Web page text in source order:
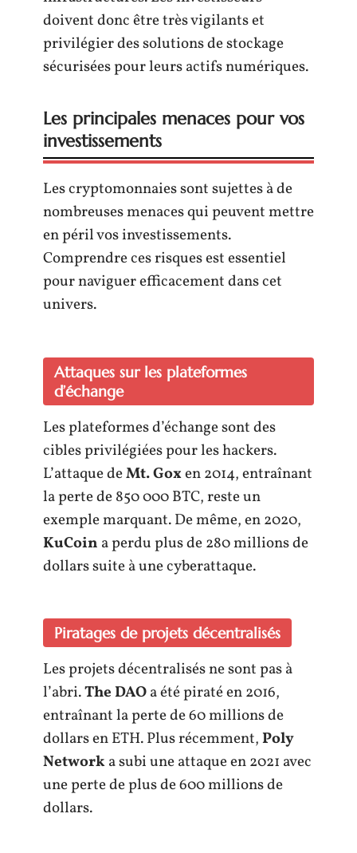
doivent donc être très vigilants et
privilégier des solutions de stockage
sécurisées pour leurs actifs numériques.
Les principales menaces pour vos
investissements
Les cryptomonnaies sont sujettes à de
nombreuses menaces qui peuvent mettre
en péril vos investissements.
Comprendre ces risques est essentiel
pour naviguer efficacement dans cet
univers.
Attaques sur les plateformes
d’échange
Les plateformes d’échange sont des
cibles privilégiées pour les hackers.
L’attaque deMt. Goxen 2014, entraînant
la perte de 850 000 BTC, reste un
exemple marquant. De même, en 2020,
KuCoin a perdu plus de 280 millions de
dollars suite à une cyberattaque.
Piratages de projets décentralisés
Les projets décentralisés ne sont pas à
l’abri.The DAOa été piraté en 2016,
entraînant la perte de 60 millions de
dollars en ETH. Plus récemment,Poly
Networka subi une attaque en 2021 avec
une perte de plus de 600 millions de
dollars.